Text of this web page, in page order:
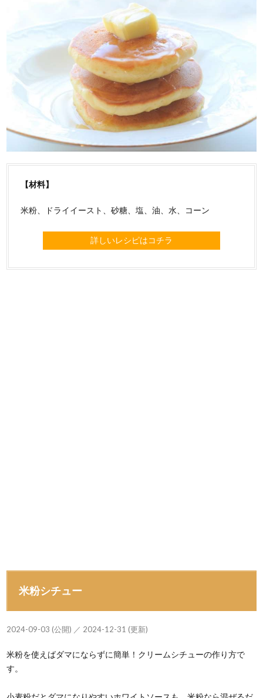
【材料】
米粉、ドライイースト、砂糖、塩、油、水、コーン
詳しいレシピはコチラ
米粉シチュー
2024-09-03 (公開) ／ 2024-12-31 (更新)
米粉を使えばダマにならずに簡単！クリームシチューの作り方で
す。